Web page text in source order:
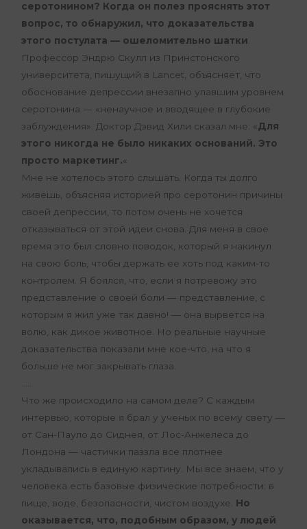
серотонином? Когда он полез прояснять этот
вопрос, то обнаружил, что доказательства
этого постулата — ошеломительно шатки.
Профессор Эндрю Скулл из Принстонского
университета, пишущий в Lancet, объясняет, что
обоснование депрессии внезапно упавшим уровнем
серотонина — «ненаучное и вводящее в глубокие
заблуждения». Доктор Дэвид Хили сказал мне: «Для
этого никогда не было никаких оснований. Это
просто маркетинг.«
Мне не хотелось этого слышать. Когда ты долго
живешь, объясняя историей про серотонин причины
своей депрессии, то потом очень не хочется
отказываться от этой идеи снова. Для меня в свое
время это был словно поводок, который я накинул
на свою боль, чтобы держать ее хоть под каким-то
контролем. Я боялся, что, если я потревожу это
представление о своей боли — представление, с
которым я жил уже так давно! — она вырвется на
волю, как дикое животное. Но реальные научные
доказательства показали мне кое-что, на что я
больше не мог закрывать глаза.
…..
Что же происходило на самом деле? С каждым
интервью, которые я брал у ученых по всему свету —
от Сан-Пауло до Сиднея, от Лос-Анжелеса до
Лондона — частички паззла все плотнее
укладывались в единую картину. Мы все знаем, что у
человека есть базовые физические потребности: в
пище, воде, безопасности, чистом воздухе. Но
оказывается, что, подобным образом, у людей